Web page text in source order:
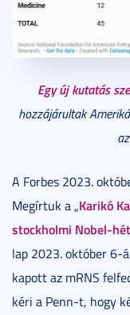
Egy új kutatás
hozzájárultak
A Forbes 2023.
Megírtuk a „Karikó
stockholmi Nobel-
lap 2023. október 6-
kapott az mRNS
kéri a Penn-t, hogy